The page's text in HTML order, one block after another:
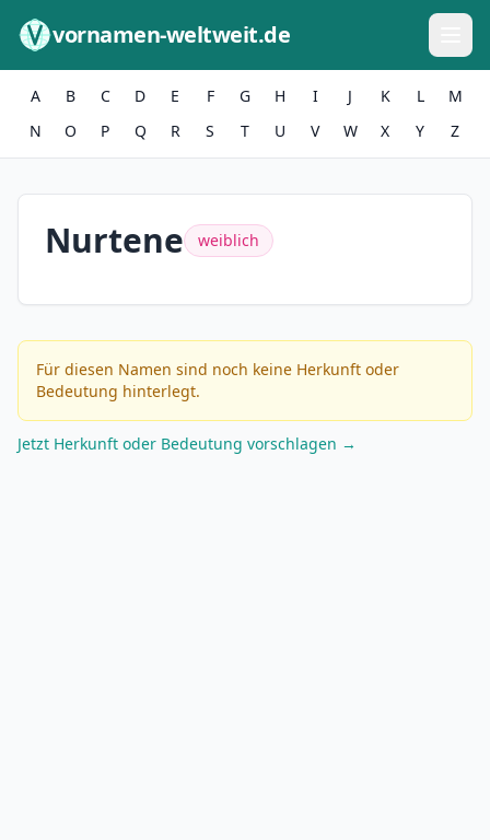
vornamen-weltweit.de
A B C D E F G H I J K L
M
N
O P Q R S T U V W X Y Z
Nurtene weiblich
Für diesen Namen sind noch keine Herkunft oder
Bedeutung hinterlegt.
Jetzt Herkunft oder Bedeutung vorschlagen →